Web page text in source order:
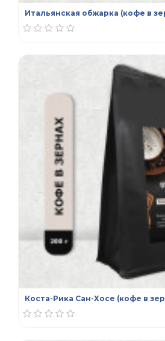
Итальянская обжарка (кофе в
Коста-Рика Сан-Хосе (кофе в